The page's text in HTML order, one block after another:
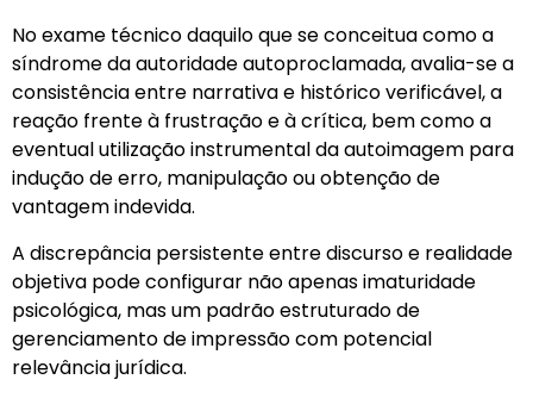
No exame técnico daquilo que se conceitua como a
síndrome da autoridade autoproclamada, avalia-se a
consistência entre narrativa e histórico verificável, a
reação frente à frustração e à crítica, bem como a
eventual utilização instrumental da autoimagem para
indução de erro, manipulação ou obtenção de
vantagem indevida.
A discrepância persistente entre discurso e realidade
objetiva pode configurar não apenas imaturidade
psicológica, mas um padrão estruturado de
gerenciamento de impressão com potencial
relevância jurídica.